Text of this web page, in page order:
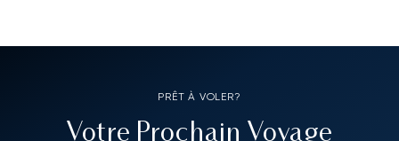
PRÊT À VOLER?
Votre Prochain Voyage